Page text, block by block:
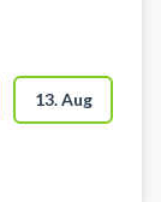
13. Aug